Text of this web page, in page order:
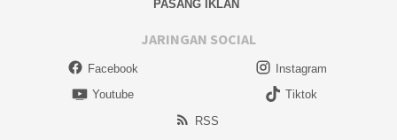
PASANG IKLAN
JARINGAN SOCIAL
Facebook
Instagram
Youtube
Tiktok
RSS